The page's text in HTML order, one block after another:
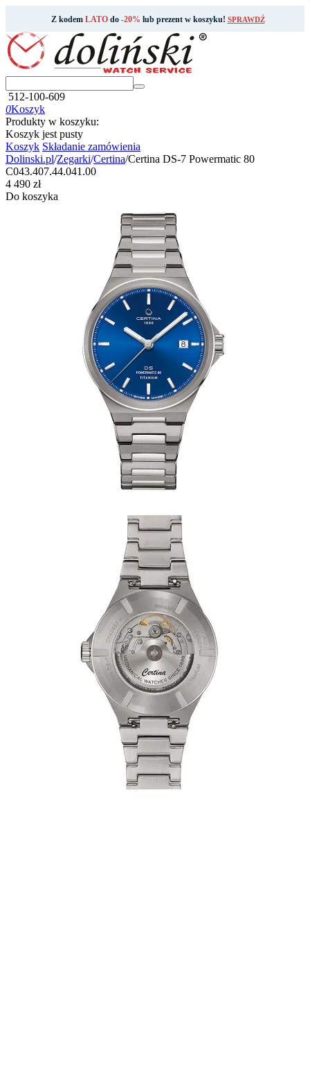
Z kodem LATOdo -20% lub prezent w koszyku! SPRAWDŹ
512-100-609
0Koszyk
Produkty w koszyku:
Koszyk jest pusty
Koszyk Składanie zamówienia
Dolinski.pl/Zegarki/Certina/Certina DS-7 Powermatic 80
C043.407.44.041.00
‍4 490‍ zł
Do koszyka